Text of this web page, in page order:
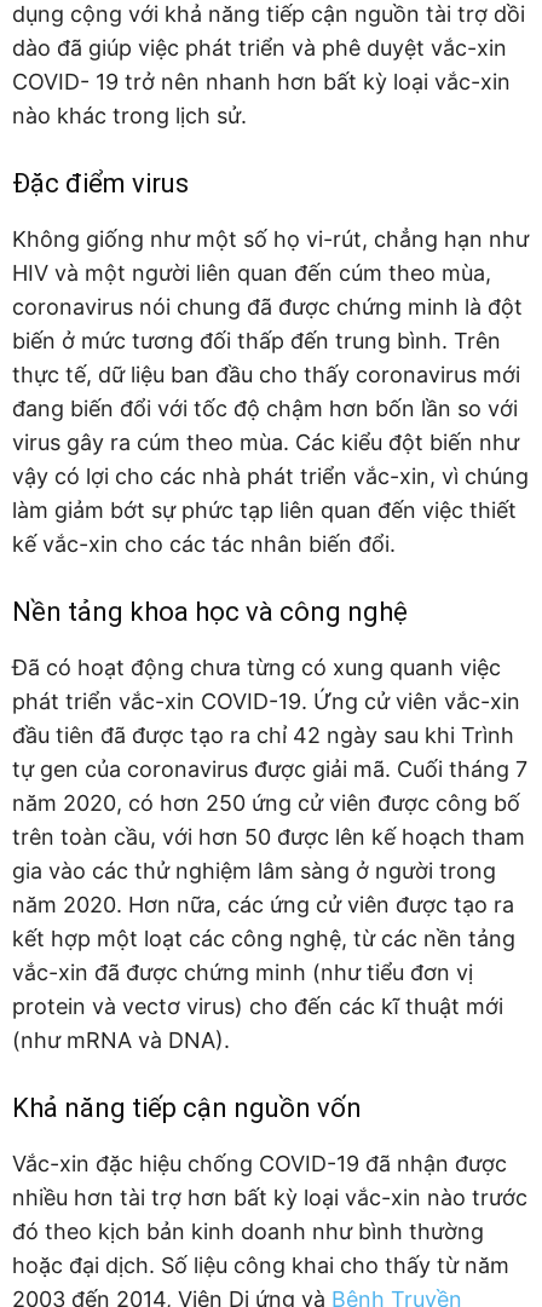
dụng cộng với khả năng tiếp cận nguồn tài trợ dồi
dào đã giúp việc phát triển và phê duyệt vắc-xin
COVID- 19 trở nên nhanh hơn bất kỳ loại vắc-xin
nào khác trong lịch sử.
Đặc điểm virus
Không giống như một số họ vi-rút, chẳng hạn như
HIV và một người liên quan đến cúm theo mùa,
coronavirus nói chung đã được chứng minh là đột
biến ở mức tương đối thấp đến trung bình. Trên
thực tế, dữ liệu ban đầu cho thấy coronavirus mới
đang biến đổi với tốc độ chậm hơn bốn lần so với
virus gây ra cúm theo mùa. Các kiểu đột biến như
vậy có lợi cho các nhà phát triển vắc-xin, vì chúng
làm giảm bớt sự phức tạp liên quan đến việc thiết
kế vắc-xin cho các tác nhân biến đổi.
Nền tảng khoa học và công nghệ
Đã có hoạt động chưa từng có xung quanh việc
phát triển vắc-xin COVID-19. Ứng cử viên vắc-xin
đầu tiên đã được tạo ra chỉ 42 ngày sau khi Trình
tự gen của coronavirus được giải mã. Cuối tháng 7
năm 2020, có hơn 250 ứng cử viên được công bố
trên toàn cầu, với hơn 50 được lên kế hoạch tham
gia vào các thử nghiệm lâm sàng ở người trong
năm 2020. Hơn nữa, các ứng cử viên được tạo ra
kết hợp một loạt các công nghệ, từ các nền tảng
vắc-xin đã được chứng minh (như tiểu đơn vị
protein và vectơ virus) cho đến các kĩ thuật mới
(như mRNA và DNA).
Khả năng tiếp cận nguồn vốn
Vắc-xin đặc hiệu chống COVID-19 đã nhận được
nhiều hơn tài trợ hơn bất kỳ loại vắc-xin nào trước
đó theo kịch bản kinh doanh như bình thường
hoặc đại dịch. Số liệu công khai cho thấy từ năm
2003 đến 2014, Viện Dị ứng và Bệnh Truyền